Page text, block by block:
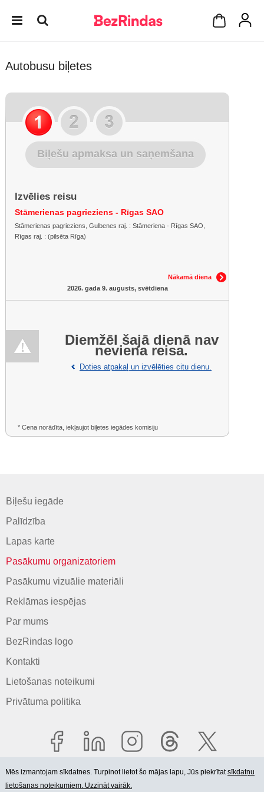
Autobusu biļetes
Biļešu apmaksa un saņemšana
Izvēlies reisu
Stāmerienas pagrieziens - Rīgas SAO
Stāmerienas pagrieziens, Gulbenes raj. : Stāmeriena - Rīgas SAO,
Rīgas raj. : (pilsēta Rīga)
Nākamā diena
2026. gada 9. augusts, svētdiena
Diemžēl šajā dienā nav
neviena reisa.
Doties atpakaļ un izvēlēties citu dienu.
* Cena norādīta, iekļaujot biļetes iegādes komisiju
Biļešu iegāde
Palīdzība
Lapas karte
Pasākumu organizatoriem
Pasākumu vizuālie materiāli
Reklāmas iespējas
Par mums
BezRindas logo
Kontakti
Lietošanas noteikumi
Privātuma politika
Mēs izmantojam sīkdatnes. Turpinot lietot šo mājas lapu, Jūs piekrītatsīkdatņu
lietošanas noteikumiem. Uzzināt vairāk.